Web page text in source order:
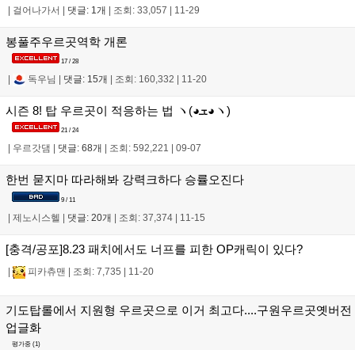
| 걸어나가서 | 댓글: 1개 | 조회: 33,057 | 11-29
봉풀주우르곳역학 개론
17 / 28
독우님 댓글: 15개 조회: 160,332 11-20
시즌 8! 탑 우르곳이 적응하는 법 ヽ(◕ܫ◕ヽ)
21 / 24
우르갓댐 댓글: 68개 조회: 592,221 09-07
한번 묻지마 따라해봐 강력크하다 승률오진다
9 / 11
| 제노시스헬 | 댓글: 20개 | 조회: 37,374 | 11-15
[충격/공포]8.23 패치에서도 너프를 피한 OP캐릭이 있다?
| 피카츄맨 | 조회: 7,735 | 11-20
기도탑롤에서 지원형 우르곳으로 이거 최고다....구원우르곳옛버전
업글화
평가중 (1)